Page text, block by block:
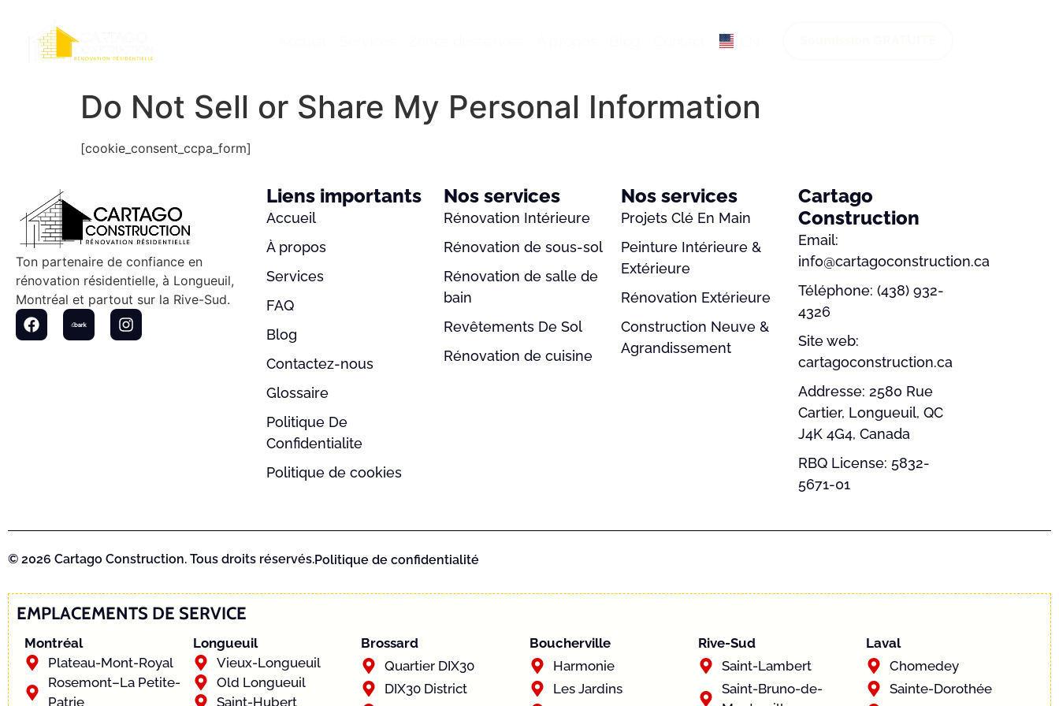
Do Not Sell or Share My Personal Information
[cookie_consent_ccpa_form]
Ton partenaire de confiance en
rénovation résidentielle, à Longueuil,
Montréal et partout sur la Rive-Sud.
Liens importants
Accueil
À propos
Services
FAQ
Blog
Contactez-nous
Glossaire
Politique De
Confidentialite
Politique de cookies
Nos services
Rénovation Intérieure
Rénovation de sous-sol
Rénovation de salle de
bain
Revêtements De Sol
Rénovation de cuisine
Nos services
Projets Clé En Main
Peinture Intérieure &
Extérieure
Rénovation Extérieure
Construction Neuve &
Agrandissement
Cartago
Construction
Email:
inf0@cartagoconstruction.ca
Téléphone: (438) 932-
4326
Site web:
cartagoconstruction.ca
Addresse: 2580 Rue
Cartier, Longueuil, QC
J4K 4G4, Canada
RBQ License: 5832-
5671-01
© 2026 Cartago Construction. Tous droits réservés.Politique de confidentialité
EMPLACEMENTS DE SERVICE
Montréal
Plateau-Mont-Royal
Rosemont–La Petite-
Patrie
Longueuil
Vieux-Longueuil
Old Longueuil
Saint-Hubert
Brossard
Quartier DIX30
DIX30 District
Boucherville
Harmonie
Les Jardins
Rive-Sud
Saint-Lambert
Saint-Bruno-de-
Laval
Chomedey
Sainte-Dorothée